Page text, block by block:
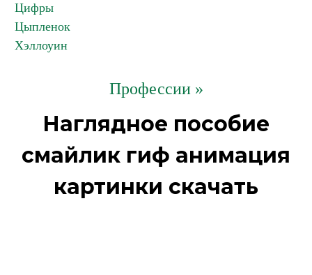
Цифры
Цыпленок
Хэллоуин
Профессии »
Наглядное пособие
смайлик гиф анимация
картинки скачать